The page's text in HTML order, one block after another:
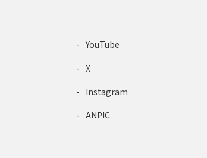
YouTube
X
Instagram
ANPIC